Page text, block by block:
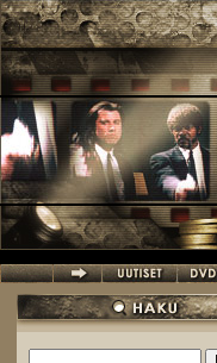
Hyppää pääsisältöön